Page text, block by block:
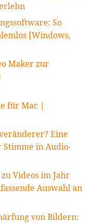
So
[Windows,
Maker zur
für Mac |
Eine
in Audio-
Videos im Jahr
Auswahl an
von Bildern: